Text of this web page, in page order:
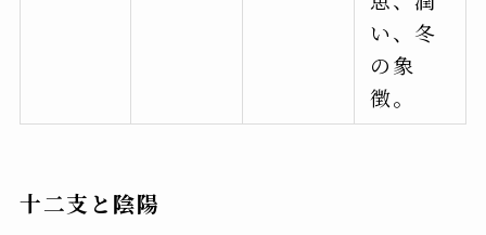
い、冬
の象
徴。
十二支と陰陽